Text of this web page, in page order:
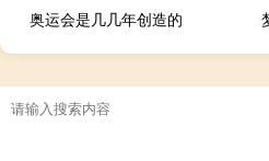
奥运会是几几年创造的